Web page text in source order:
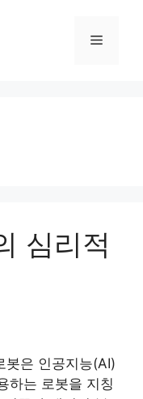
Menu
심리적
봇은 인공지능(AI)
하는 로봇을 지칭